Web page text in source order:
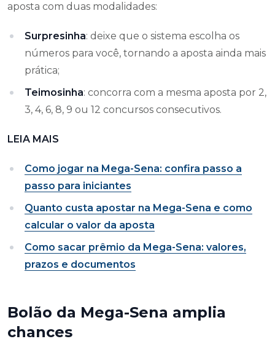
aposta com duas modalidades:
Surpresinha: deixe que o sistema escolha os
números para você, tornando a aposta ainda mais
prática;
Teimosinha: concorra com a mesma aposta por 2,
3, 4, 6, 8, 9 ou 12 concursos consecutivos.
LEIA MAIS
Como jogar na Mega-Sena: confira passo a
passo para iniciantes
Quanto custa apostar na Mega-Sena e como
calcular o valor da aposta
Como sacar prêmio da Mega-Sena: valores,
prazos e documentos
Bolão da Mega-Sena amplia
chances